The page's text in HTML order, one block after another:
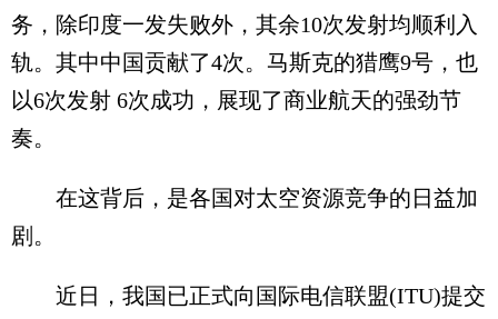
务，除印度一发失败外，其余10次发射均顺利入
轨。其中中国贡献了4次。马斯克的猎鹰9号，也
以6次发射 6次成功，展现了商业航天的强劲节
奏。
在这背后，是各国对太空资源竞争的日益加
剧。
近日，我国已正式向国际电信联盟(ITU)提交